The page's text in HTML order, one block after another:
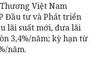
Việt Nam
Đầu tư và Phát triển
lãi suất mới, đưa lãi
3,4%/năm; kỳ hạn từ
năm.